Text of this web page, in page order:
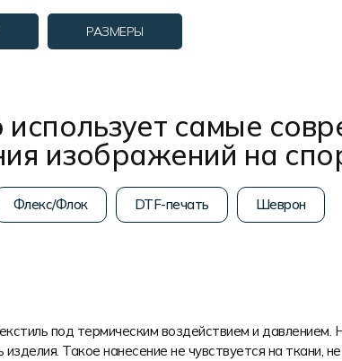
РАЗМЕРЫ
самые
изображений на
Флекс/Флок DTF-печать Шеврон
под термическим воздействием и давлением.
Такое нанесение не чувствуется на ткани, не